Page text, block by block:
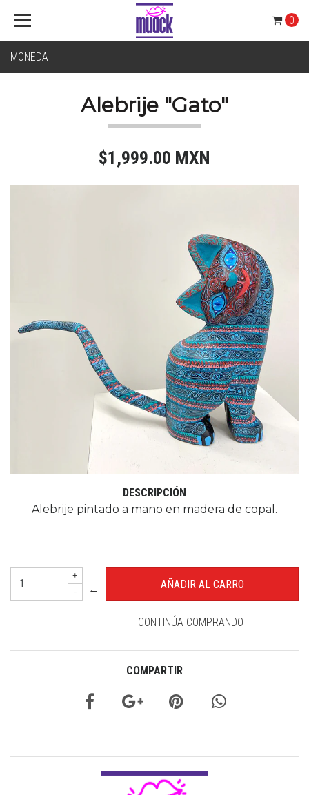
MONEDA
0
Alebrije "Gato"
$1,999.00 MXN
DESCRIPCIÓN
Alebrije pintado a mano en madera de copal.
+
-
←
CONTINÚA COMPRANDO
COMPARTIR